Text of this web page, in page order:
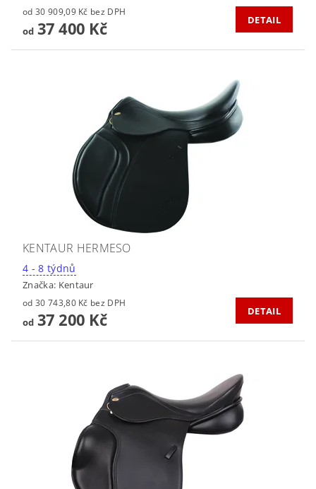
od 30 909,09 Kč bez DPH
od37 400 Kč DETAIL
KENTAUR HERMESO
4 - 8 týdnů
Značka: Kentaur
od 30 743,80 Kč bez DPH
od37 200 Kč DETAIL